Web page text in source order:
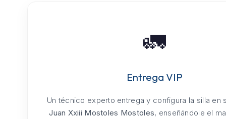
🚛
Entrega VIP
Un técnico experto entrega y configura la silla en
Juan Xxiii Mostoles Mostoles, enseñándole el